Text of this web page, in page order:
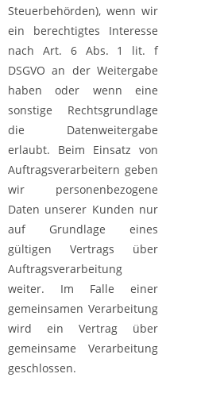
Steuerbehörden), wenn wir
ein berechtigtes Interesse
nach Art. 6 Abs. 1 lit. f
DSGVO an der Weitergabe
haben oder wenn eine
sonstige Rechtsgrundlage
die Datenweitergabe
erlaubt. Beim Einsatz von
Auftragsverarbeitern geben
wir personenbezogene
Daten unserer Kunden nur
auf Grundlage eines
gültigen Vertrags über
Auftragsverarbeitung
weiter. Im Falle einer
gemeinsamen Verarbeitung
wird ein Vertrag über
gemeinsame Verarbeitung
geschlossen.